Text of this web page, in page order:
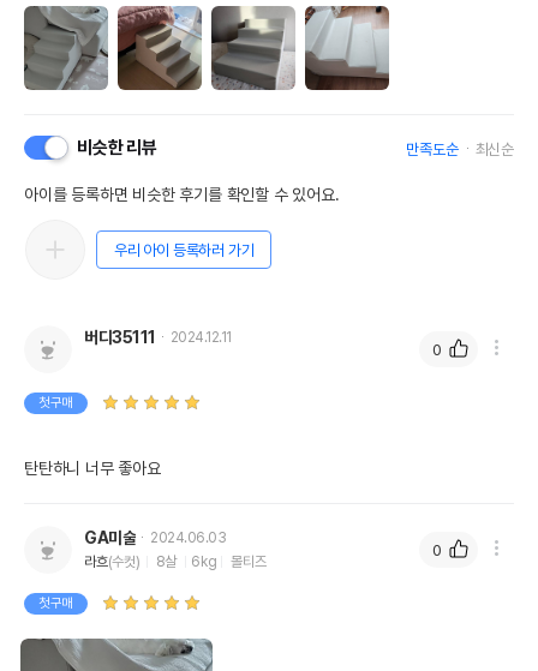
비슷한 리뷰 만족도순 최신순
아이를 등록하면 비슷한 후기를 확인할 수 있어요.
우리 아이 등록하러 가기
버디35111 2024.12.11
첫구매
탄탄하니 너무 좋아요
0
GA미술
2024.06.03
라흐(수컷) 8살 6kg 몰티즈
첫구매
0